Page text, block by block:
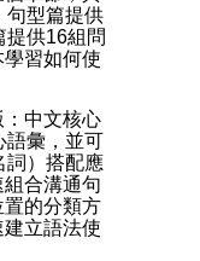
句型篇提供
提供16組問
習如何使
中文核心
語彙，並可
詞）搭配應
合溝通句
的分類方
立語法使